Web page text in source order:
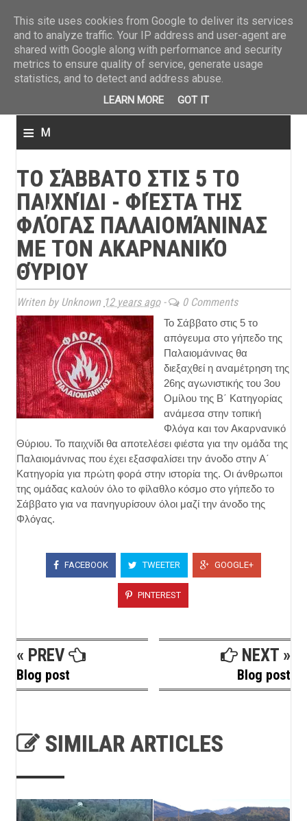
≡ M
n
u
ΤΟ ΣΆΒΒΑΤΟ ΣΤΙΣ 5 ΤΟ
ΠΑΙΧΝΊΔΙ - ΦΙΈΣΤΑ ΤΗΣ
ΦΛΌΓΑΣ ΠΑΛΑΙΟΜΆΝΙΝΑΣ
ΜΕ ΤΟΝ ΑΚΑΡΝΑΝΙΚΌ
ΘΎΡΙΟΥ
Writen by Unknown 12 years ago- 0 Comments
Το Σάββατο στις 5 το
απόγευμα στο γήπεδο της
Παλαιομάνινας θα
διεξαχθεί η αναμέτρηση της
26ης αγωνιστικής του 3ου
Ομίλου της Β΄ Κατηγορίας
ανάμεσα στην τοπική
Φλόγα και τον Ακαρνανικό
Θύριου. Το παιχνίδι θα αποτελέσει φιέστα για την ομάδα της
Παλαιομάνινας που έχει εξασφαλίσει την άνοδο στην Α΄
Κατηγορία για πρώτη φορά στην ιστορία της. Οι άνθρωποι
της ομάδας καλούν όλο το φίλαθλο κόσμο στο γήπεδο το
Σάββατο για να πανηγυρίσουν όλοι μαζί την άνοδο της
Φλόγας.
FACEBOOK TWEETER GOOGLE+
PINTEREST
« PREV
Blog post
NEXT »
Blog post
SIMILAR ARTICLES
This site uses cookies from Google to deliver its services
and to analyze traffic. Your IP address and user-agent are
shared with Google along with performance and security
metrics to ensure quality of service, generate usage
statistics, and to detect and address abuse.
LEARN MORE GOT IT